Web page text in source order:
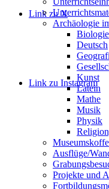
Link zu X
Link zu Instagram
Archäologie
Biologie
Deutsch
Kunst
Latein
Mathe
Musik
Physik
Ausflüge/
Projekte und